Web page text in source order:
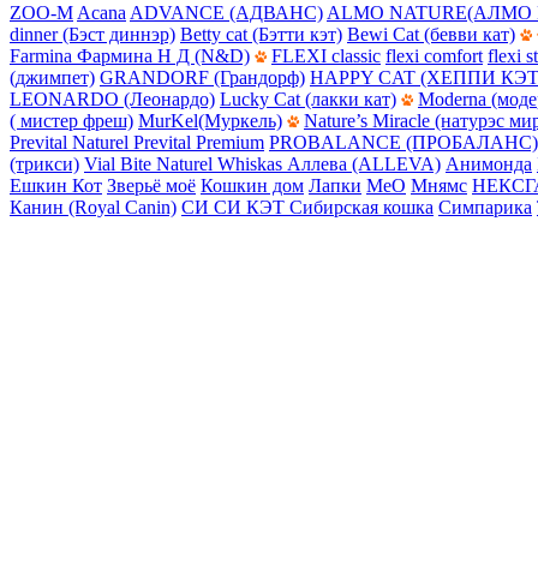
ZOO-M Acana ADVANCE (АДВАНС) ALMO
dinner (Бэст диннэр) Betty cat (Бэтти кэт) Bewi Cat (бевви кат)
Farmina Фармина Н Д (N&D)
FLEXI classic flexi comfort flexi
(джимпет) GRANDORF (Грандорф) HAPPY CAT (ХЕППИ
LEONARDO (Леонардо) Lucky Cat (лакки кат)
Moderna
( мистер фреш) MurKel(Муркель)
Nature’s Miracle (натурэс
Prevital Naturel Prevital Premium PROBALANCE (ПРОБАЛАНС)
(трикси) Vial Bite Naturel Whiskas Аллева (ALLEVA) Анимонда
Ешкин Кот Зверьё моё Кошкин дом Лапки МеО Мнямс
Канин (Royal Canin) СИ СИ КЭТ Сибирская кошка Симпарика